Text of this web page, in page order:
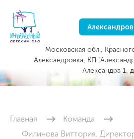
Московская обл.,
Александровка, КП
Александра 1,
Главная
Команда
Филинова Виттория.